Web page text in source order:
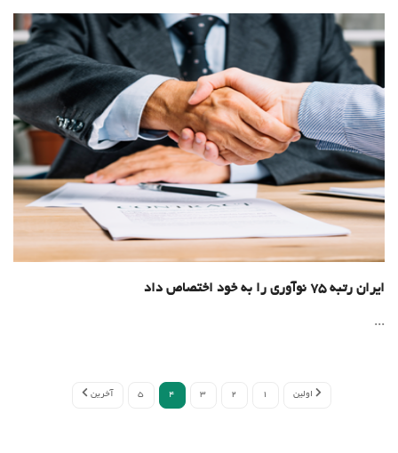
ایران رتبه ۷۵ نوآوری را به خود اختصاص داد
...
آخرین 5 4 3 2 1